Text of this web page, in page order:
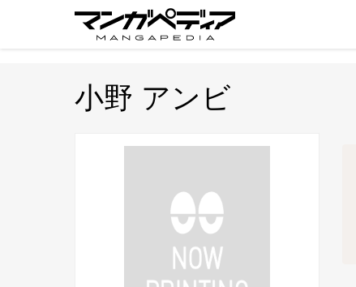
小野 アンビ